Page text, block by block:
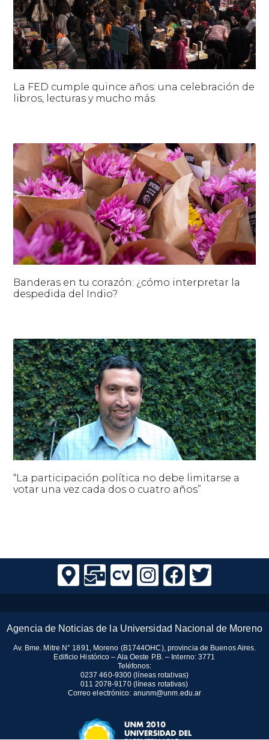
La FED cumple quince años: una celebración de
libros, lecturas y mucho más
Banderas en tu corazón: ¿cómo interpretar la
despedida del Indio?
“La participación política no debe limitarse a
votar una vez cada dos o cuatro años”
Agencia de Noticias de la Universidad Nacional de Moreno
Av. Bme. Mitre N° 1891, Moreno (B1744OHC), provincia de Buenos Aires.
Edificio Histórico – Ala Oeste P.B. – Interno: 3771
Teléfonos:
0237 460-9300 (líneas rotativas)
011 2078-9170 (líneas rotativas)
Correo electrónico: anunm@unm.edu.ar